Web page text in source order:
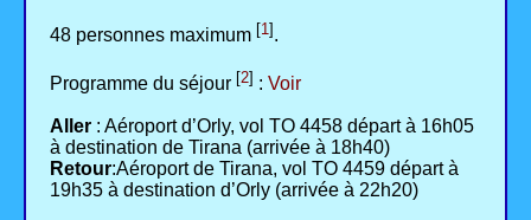
48 personnes maximum [1] .
Programme du séjour [2] : Voir
Aller : Aéroport d’Orly, vol TO 4458 départ à 16h05
à destination de Tirana (arrivée à 18h40)
Retour:Aéroport de Tirana, vol TO 4459 départ à
19h35 à destination d’Orly (arrivée à 22h20)